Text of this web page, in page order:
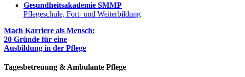
Gesundheitsakademie SMMP
Pflegeschule, Fort- und Weiterbildung
Mach Karriere als Mensch:
20 Gründe für eine
Ausbildung in der Pflege
Tagesbetreuung & Ambulante Pflege